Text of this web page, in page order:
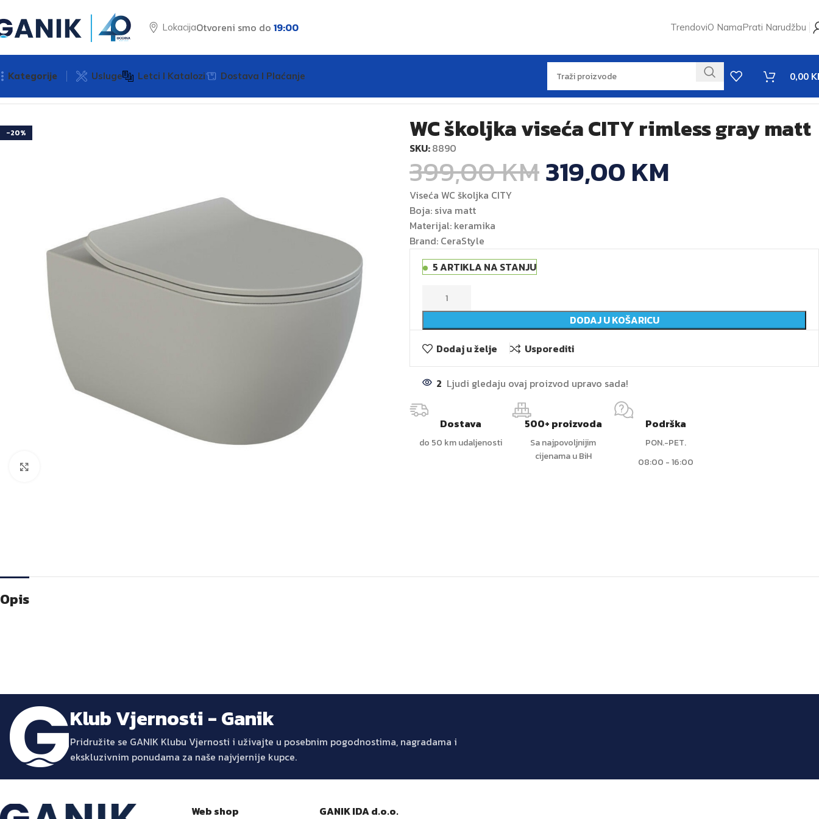
LokacijaOtvoreni smo do 19:00 TrendoviO NamaPrati Narudžbu
Kategorije Usluge Letci I Katalozi Dostava I Plaćanje 0,00
-20% WC školjka viseća CITY rimless gray matt
SKU:8890
399,00KM319,00KM
Viseća WC školjka CITY
Boja: siva matt
Materijal: keramika
Brand: CeraStyle
5 ARTIKLA NA STANJU
DODAJ U KOŠARICU
Dodaj u želje
Usporediti
2 Ljudi gledaju ovaj proizvod upravo sada!
Dostava
do 50 km udaljenosti
500+ proizvoda
Sa najpovoljnijim
cijenama u BiH
Podrška
PON.-PET.
08:00 - 16:00
Opis
Klub Vjernosti - Ganik
Pridružite se GANIK Klubu Vjernosti i uživajte u posebnim pogodnostima, nagradama i
ekskluzivnim ponudama za naše najvjernije kupce.
Web shop
GANIK IDA d.o.o.